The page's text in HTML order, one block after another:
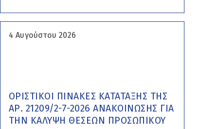
4 Αυγούστου 2026
ΟΡΙΣΤΙΚΟΙ ΠΙΝΑΚΕΣ ΚΑΤΑΤΑΞΗΣ ΤΗΣ
ΑΡ. 21209/2-7-2026 ΑΝΑΚΟΙΝΩΣΗΣ ΓΙΑ
ΤΗΝ ΚΑΛΥΨΗ ΘΕΣΕΩΝ ΠΡΟΣΩΠΙΚΟΥ